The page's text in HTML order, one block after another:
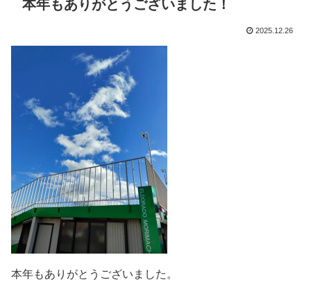
本年もありがとうございました！
2025.12.26
本年もありがとうございました。